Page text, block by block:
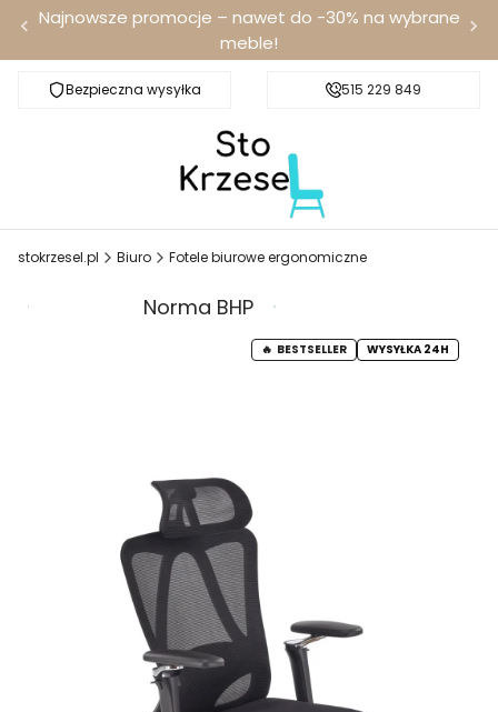
Najnowsze promocje – nawet do -30% na wybrane
meble!
Bezpieczna wysyłka Darmowa dostawa od 100 zł
515 229 849
stokrzesel.pl Biuro Fotele biurowe ergonomiczne
Promocja Norma BHP Wysyłka 24h
BESTSELLER WYSYŁKA 24H